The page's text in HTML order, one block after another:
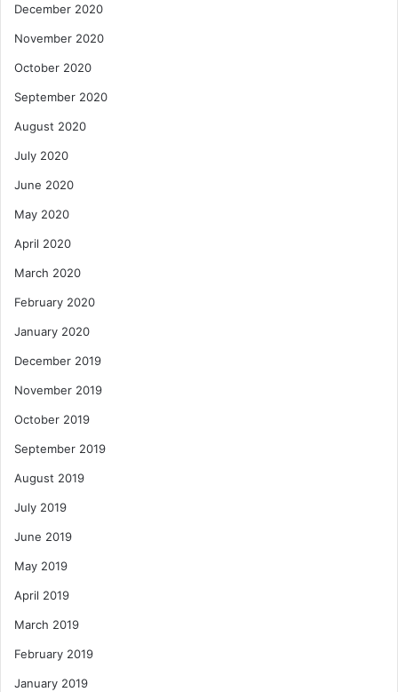
December 2020
November 2020
October 2020
September 2020
August 2020
July 2020
June 2020
May 2020
April 2020
March 2020
February 2020
January 2020
December 2019
November 2019
October 2019
September 2019
August 2019
July 2019
June 2019
May 2019
April 2019
March 2019
February 2019
January 2019